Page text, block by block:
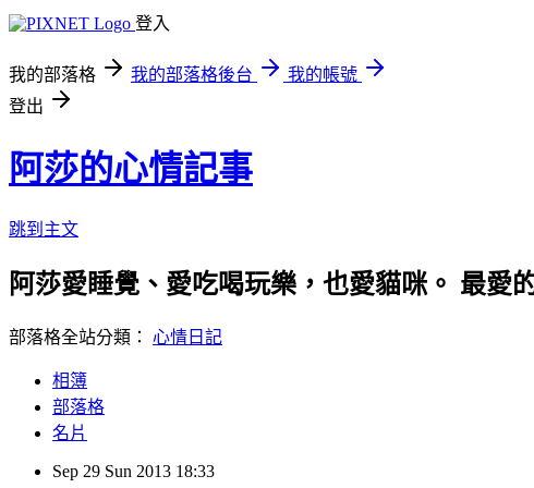
登入
我的部落格 我的部落格後台
我的帳號
登出
阿莎的心情記事
跳到主文
阿莎愛睡覺、愛吃喝玩樂，也愛貓咪。 最愛
部落格全站分類： 心情日記
相簿
部落格
名片
Sep 29 Sun 2013 18:33